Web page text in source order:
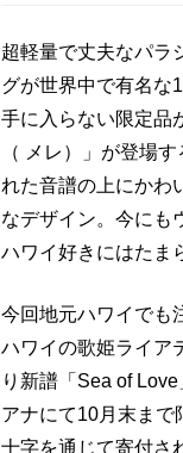
超軽量で丈夫なパラ
グが世界中で有名な
手に入らない限定品
（ メレ）」が登場
れた音譜の上にかわ
なデザイン。今にも
ハワイ好きにはたま
今回地元ハワイでも
ハワイの歌姫ライア
り新譜「Sea of
アナにて10月末まで
十字を通じて寄付さ